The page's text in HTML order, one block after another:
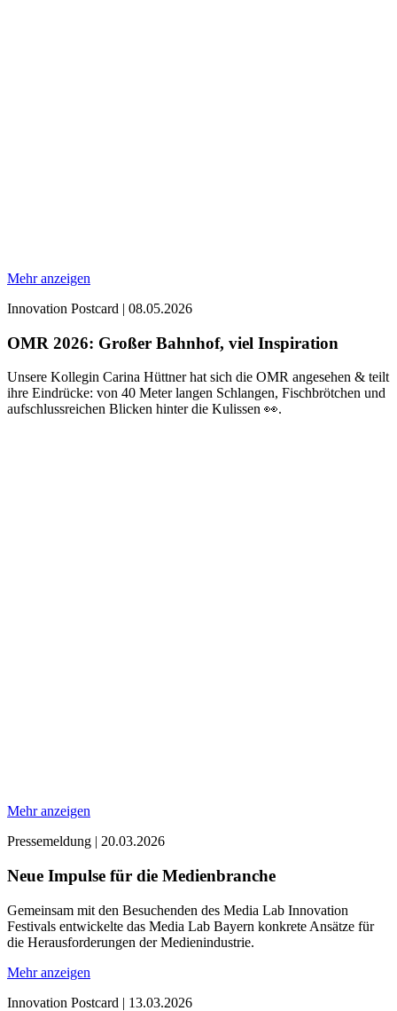
Mehr anzeigen
Innovation Postcard | 08.05.2026
OMR 2026: Großer Bahnhof, viel Inspiration
Unsere Kollegin Carina Hüttner hat sich die OMR angesehen & teilt
ihre Eindrücke: von 40 Meter langen Schlangen, Fischbrötchen und
aufschlussreichen Blicken hinter die Kulissen 👀.
Mehr anzeigen
Pressemeldung | 20.03.2026
Neue Impulse für die Medienbranche
Gemeinsam mit den Besuchenden des Media Lab Innovation
Festivals entwickelte das Media Lab Bayern konkrete Ansätze für
die Herausforderungen der Medienindustrie.
Mehr anzeigen
Innovation Postcard | 13.03.2026